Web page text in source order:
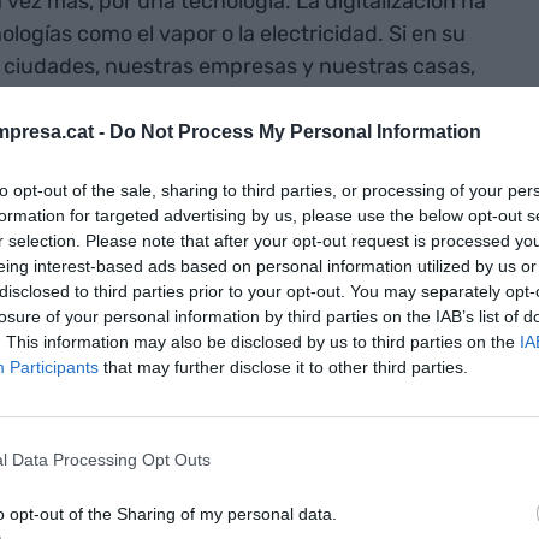
- Do Not Process My Personal Information
opt-out of the sale, sharing to third parties, or processing of your
for targeted advertising by us, please use the below opt-out
selection. Please note that after your opt-out request is processed
interest-based ads based on personal information utilized by us
to third parties prior to your opt-out. You may separately
of your personal information by third parties on the IAB’s list of
This information may also be disclosed by us to third parties on the
Participants that may further disclose it to other third parties.
Data Processing Opt Outs
opt-out of the Sharing of my personal data.
como el vapor o la electricidad. Si en su
nuestras empresas y nuestras casas,
es normal, este no será un proceso que se
vértigo de la tecnología actual, este es
y que se continuará desarrollando durante
para saber con certeza a dónde nos llevará.
con la
teléfonos y
y abogados
por delante de cambio. No es suficiente
necesitamos discutir y ponernos de acuerdo